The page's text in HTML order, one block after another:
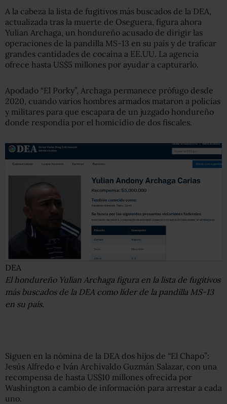
A la cabeza la lista de fugitivos más buscados de la DEA,
actualizada tras la muerte de Oseguera, figura ahora
Yulian Archaga, un hondureño acusado de dirigir las
operaciones de la pandilla MS-13 en su país y de traficar
grandes cantidades de cocaína a EE.UU. La agencia
ofrece hasta US$5 millones por ayudar a capturarlo.
Apodado “El Porky”, Archaga permanece prófugo desde
2020, cuando varios hombres armados mataron a policías
y militares para que escapara de un juzgado hondureño
donde respondía por el homicidio de dos fiscales.
DEA
El hondureño Yulian Archaga figura en la lista de fugitivos
más buscados de la DEA como líder de la pandilla MS-13
en su país.
Siguen en la nómina de la DEA dos hijos de “El Chapo”:
Jesús Alfredo e Iván Archivaldo Guzmán Salazar, con una
recompensa de hasta US$10 millones ofrecida por
Washington a cambio de información para arrestar a cada
uno.